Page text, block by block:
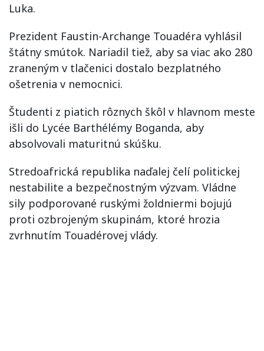
Luka.
Prezident Faustin-Archange Touadéra vyhlásil
štátny smútok. Nariadil tiež, aby sa viac ako 280
zraneným v tlačenici dostalo bezplatného
ošetrenia v nemocnici.
Študenti z piatich rôznych škôl v hlavnom meste
išli do Lycée Barthélémy Boganda, aby
absolvovali maturitnú skúšku.
Stredoafrická republika naďalej čelí politickej
nestabilite a bezpečnostným výzvam. Vládne
sily podporované ruskými žoldniermi bojujú
proti ozbrojeným skupinám, ktoré hrozia
zvrhnutím Touadérovej vlády.